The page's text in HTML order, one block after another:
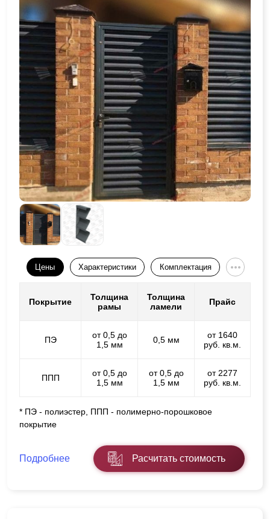
Цены Характеристики Комплектация
Покрытие
Толщина
рамы
Толщина
ламели
Прайс
ПЭ
от 0,5 до
1,5 мм
0,5 мм
от 1640
руб. кв.м.
ППП
от 0,5 до
1,5 мм
от 0,5 до
1,5 мм
от 2277
руб. кв.м.
* ПЭ - полиэстер, ППП - полимерно-порошковое
покрытие
Подробнее Расчитать стоимость